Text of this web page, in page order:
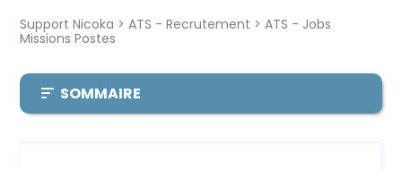
Support Nicoka ATS - Recrutement
ATS - Jobs
Missions Postes
SOMMAIRE